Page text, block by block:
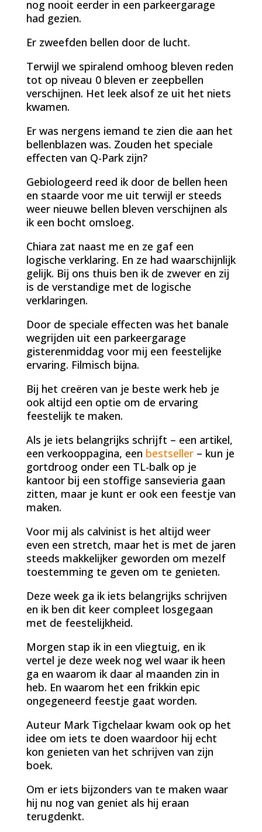
nog nooit eerder in een parkeergarage
had gezien.
Er zweefden bellen door de lucht.
Terwijl we spiralend omhoog bleven reden
tot op niveau 0 bleven er zeepbellen
verschijnen. Het leek alsof ze uit het niets
kwamen.
Er was nergens iemand te zien die aan het
bellenblazen was. Zouden het speciale
effecten van Q-Park zijn?
Gebiologeerd reed ik door de bellen heen
en staarde voor me uit terwijl er steeds
weer nieuwe bellen bleven verschijnen als
ik een bocht omsloeg.
Chiara zat naast me en ze gaf een
logische verklaring. En ze had waarschijnlijk
gelijk. Bij ons thuis ben ik de zwever en zij
is de verstandige met de logische
verklaringen.
Door de speciale effecten was het banale
wegrijden uit een parkeergarage
gisterenmiddag voor mij een feestelijke
ervaring. Filmisch bijna.
Bij het creëren van je beste werk heb je
ook altijd een optie om de ervaring
feestelijk te maken.
Als je iets belangrijks schrijft – een artikel,
een verkooppagina, een bestseller– kun je
gortdroog onder een TL-balk op je
kantoor bij een stoffige sansevieria gaan
zitten, maar je kunt er ook een feestje van
maken.
Voor mij als calvinist is het altijd weer
even een stretch, maar het is met de jaren
steeds makkelijker geworden om mezelf
toestemming te geven om te genieten.
Deze week ga ik iets belangrijks schrijven
en ik ben dit keer compleet losgegaan
met de feestelijkheid.
Morgen stap ik in een vliegtuig, en ik
vertel je deze week nog wel waar ik heen
ga en waarom ik daar al maanden zin in
heb. En waarom het een frikkin epic
ongegeneerd feestje gaat worden.
Auteur Mark Tigchelaar kwam ook op het
idee om iets te doen waardoor hij echt
kon genieten van het schrijven van zijn
boek.
Om er iets bijzonders van te maken waar
hij nu nog van geniet als hij eraan
terugdenkt.